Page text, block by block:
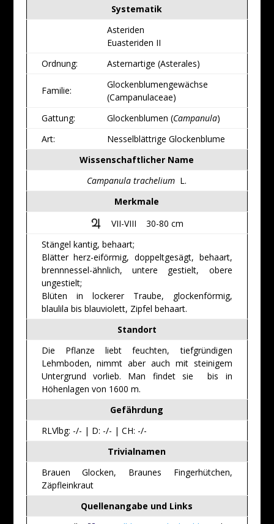
Systematik
Asteriden
Euasteriden II
Ordnung:
Asternartige (Asterales)
Familie:
Glockenblumengewächse
(Campanulaceae)
Gattung:
Glockenblumen (Campanula)
Art:
Nesselblättrige Glockenblume
Wissenschaftlicher Name
Campanula trachelium L.
Merkmale
VII-VIII 30-80 cm
Stängel kantig, behaart;
Blätter herz-eiförmig, doppeltgesägt, behaart,
brennnessel-ähnlich, untere gestielt, obere
ungestielt;
Blüten in lockerer Traube, glockenförmig,
blaulila bis blauviolett, Zipfel behaart.
Standort
Die Pflanze liebt feuchten, tiefgründigen
Lehmboden, nimmt aber auch mit steinigem
Untergrund vorlieb. Man findet sie bis in
Höhenlagen von 1600 m.
Gefährdung
RLVlbg: -/- | D: -/- | CH: -/-
Trivialnamen
Brauen Glocken, Braunes Fingerhütchen,
Zäpfleinkraut
Quellenangabe und Links